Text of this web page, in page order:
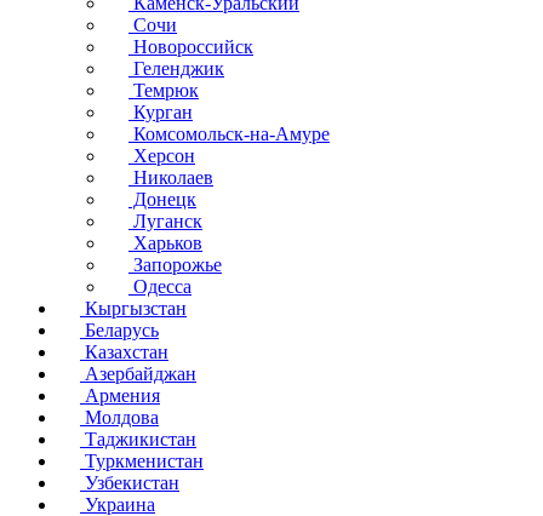
Сочи
Новороссийск
Геленджик
Темрюк
Курган
Комсомольск-на-Амуре
Херсон
Николаев
Донецк
Луганск
Харьков
Запорожье
Одесса
Кыргызстан
Беларусь
Казахстан
Азербайджан
Армения
Молдова
Таджикистан
Туркменистан
Узбекистан
Украина